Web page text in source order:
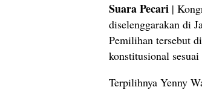
Suara Pecari |
diselenggarakan di
Pemilihan tersebut
konstitusional
Terpilihnya Yenny